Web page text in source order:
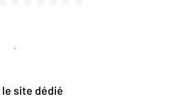
le site dédié